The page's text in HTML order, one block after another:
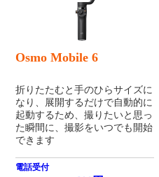
Osmo Mobile 6
折りたたむと手のひらサイズに
なり、展開するだけで自動的に
起動するため、撮りたいと思っ
た瞬間に、撮影をいつでも開始
できます
電話受付